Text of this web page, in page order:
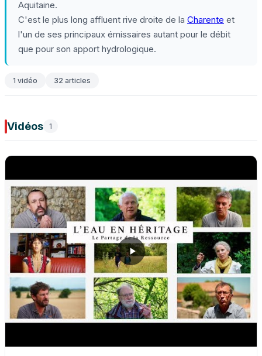
Aquitaine.
C'est le plus long affluent rive droite de la Charente et
l'un de ses principaux émissaires autant pour le débit
que pour son apport hydrologique.
1 vidéo 32 articles
Vidéos 1